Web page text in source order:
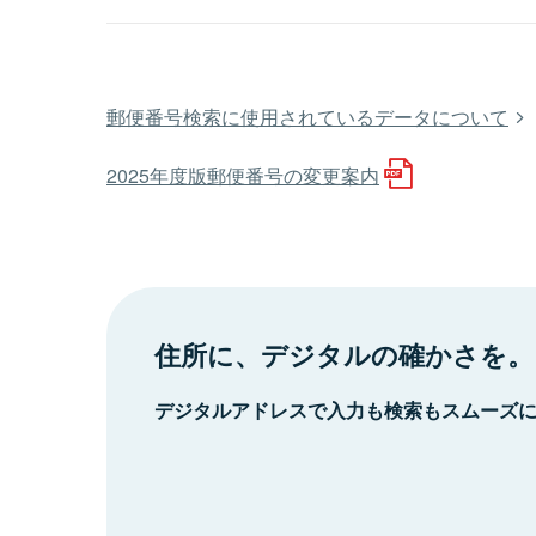
郵便番号検索に使用されているデータについて
2025年度版郵便番号の変更案内
住所に、デジタルの確かさを。
デジタルアドレスで入力も検索もスムーズ